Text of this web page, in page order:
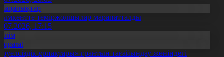
теміржолшылар марапатталды
17:15
ұрпақтары» грантын тағайындау жөніндегі